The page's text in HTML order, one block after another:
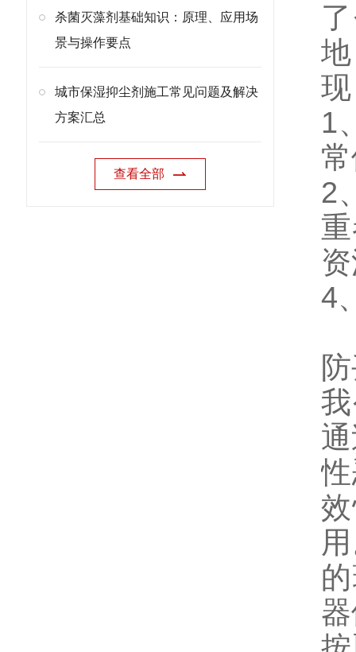
杀菌灭藻剂基础知识：原理、应用场
景与操作要点
城市保湿抑尘剂施工常见问题及解决
方案汇总
查看全部
1
2
4